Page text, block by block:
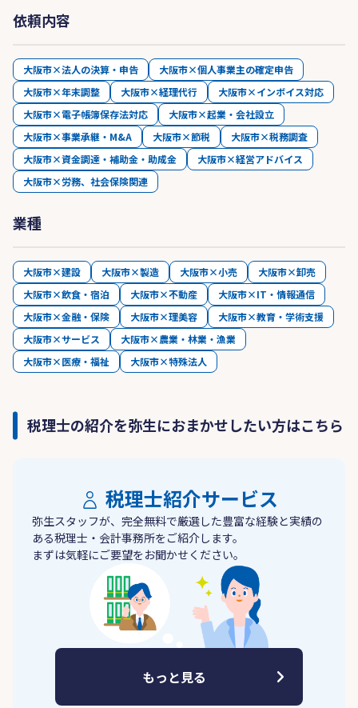
依頼内容
大阪市×法人の決算・申告
大阪市×個人事業主の確定申告
大阪市×年末調整
大阪市×経理代行
大阪市×インボイス対応
大阪市×電子帳簿保存法対応
大阪市×起業・会社設立
大阪市×事業承継・M&A
大阪市×節税
大阪市×税務調査
大阪市×資金調達・補助金・助成金
大阪市×経営アドバイス
大阪市×労務、社会保険関連
業種
大阪市×建設 大阪市×製造 大阪市×小売
大阪市×卸売
大阪市×飲食・宿泊
大阪市×不動産
大阪市×IT・情報通信
大阪市×金融・保険
大阪市×理美容
大阪市×教育・学術支援
大阪市×サービス
大阪市×農業・林業・漁業
大阪市×医療・福祉
大阪市×特殊法人
税理士の紹介を弥生におまかせしたい方はこちら
税理士紹介サービス
弥生スタッフが、完全無料で厳選した豊富な経験と実績の
ある税理士・会計事務所をご紹介します。
まずは気軽にご要望をお聞かせください。
もっと見る